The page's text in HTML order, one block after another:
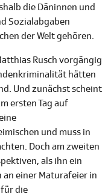
die Däninnen und
Sozialabgaben
der Welt gehören.
Rusch vorgängig
hätten
Und zunächst scheint
ersten Tag auf
und muss in
Doch am zweiten
als ihn ein
einer Maturafeier in
die